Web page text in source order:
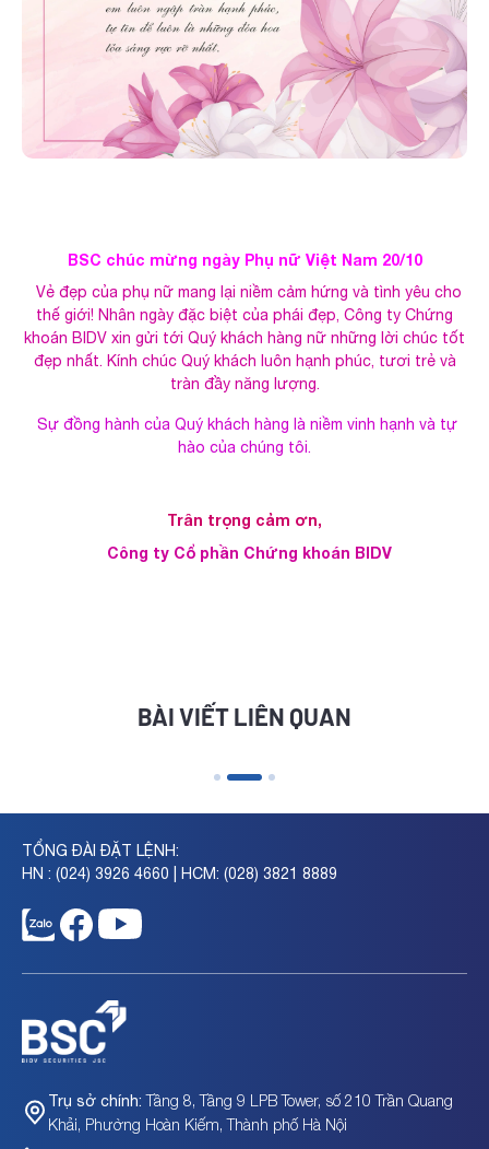
BSC chúc mừng ngày Phụ nữ Việt Nam 20/10
Vẻ đẹp của phụ nữ mang lại niềm cảm hứng và tình yêu cho
thế giới! Nhân ngày đặc biệt của phái đẹp, Công ty Chứng
khoán BIDV xin gửi tới Quý khách hàng nữ những lời chúc tốt
đẹp nhất. Kính chúc Quý khách luôn hạnh phúc, tươi trẻ và
tràn đầy năng lượng.
Sự đồng hành của Quý khách hàng là niềm vinh hạnh và tự
hào của chúng tôi.
Trân trọng cảm ơn,
Công ty Cổ phần Chứng khoán BIDV
BÀI VIẾT LIÊN QUAN
Half-Time Call: “Đón đầu cơ hội từ nội
tế mới”
phiếu F88
TỔNG ĐÀI ĐẶT LỆNH:
HN : (024) 3926 4660 | HCM: (028) 3821 8889
Trụ sở chính: Tầng 8, Tầng 9 LPB Tower, số 210 Trần Quang
Khải, Phường Hoàn Kiếm, Thành phố Hà Nội